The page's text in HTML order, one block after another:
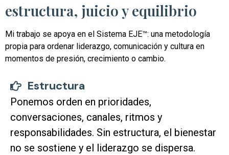
estructura, juicio y equilibrio
Mi trabajo se apoya en el Sistema EJE™: una metodología
propia para ordenar liderazgo, comunicación y cultura en
momentos de presión, crecimiento o cambio.
Estructura
Ponemos orden en prioridades,
conversaciones, canales, ritmos y
responsabilidades. Sin estructura, el bienestar
no se sostiene y el liderazgo se dispersa.